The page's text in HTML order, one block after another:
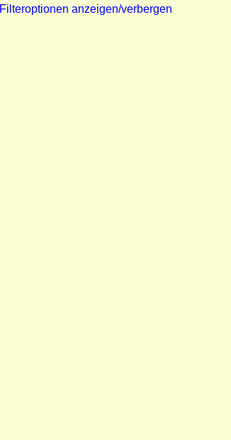
Filteroptionen anzeigen/verbergen